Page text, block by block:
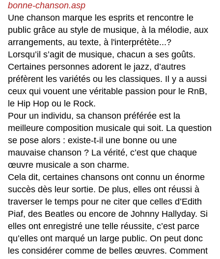
bonne-chanson.asp
Une chanson marque les esprits et rencontre le
public grâce au style de musique, à la mélodie, aux
arrangements, au texte, à l'interprétète...?
Lorsqu’il s’agit de musique, chacun a ses goûts.
Certaines personnes adorent le jazz, d’autres
préfèrent les variétés ou les classiques. Il y a aussi
ceux qui vouent une véritable passion pour le RnB,
le Hip Hop ou le Rock.
Pour un individu, sa chanson préférée est la
meilleure composition musicale qui soit. La question
se pose alors : existe-t-il une bonne ou une
mauvaise chanson ? La vérité, c’est que chaque
œuvre musicale a son charme.
Cela dit, certaines chansons ont connu un énorme
succès dès leur sortie. De plus, elles ont réussi à
traverser le temps pour ne citer que celles d’Edith
Piaf, des Beatles ou encore de Johnny Hallyday. Si
elles ont enregistré une telle réussite, c’est parce
qu’elles ont marqué un large public. On peut donc
les considérer comme de belles œuvres. Comment